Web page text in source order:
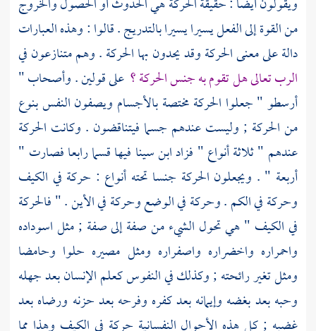
من القوة إلى الفعل يسيرا يسيرا بالتدريج . قالوا : وهذه العبارات
دالة على معنى الحركة وقد يحدون بها الحركة . وهم متنازعون في
الرب تعالى هل تقوم به جنس الحركة ؟ على قولين . وأصحاب "
أرسطو " جعلوا الحركة مختصة بالأجسام ويصفون النفس بنوع
من الحركة ; وليست عندهم جسما فيتناقضون . وكانت الحركة
عندهم " ثلاثة أنواع " فزاد ابن سينا فيها قسما رابعا فصارت "
أربعة " . ويجعلون الحركة جنسا تحته أنواع : حركة في الكيف
وحركة في الكم . وحركة في الوضع وحركة في الأين . " فالحركة
في الكيف " هي تحول الشيء من صفة إلى صفة ; مثل اسوداده
واحمراره واخضراره واصفراره ومثل مصيره حلوا وحامضا
ومثل تغير رائحته ; وكذلك في النفوس كعلم الإنسان بعد جهله
وحبه بعد بغضه وإيمانه بعد كفره وفرحه بعد حزنه ورضاه بعد